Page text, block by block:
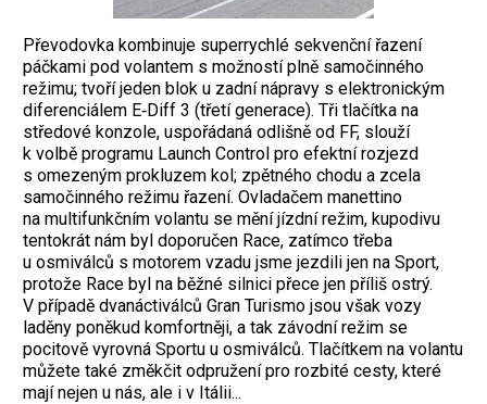
Pře­vodovka kombinuje superrychlé sekvenční řazení
páčkami pod volantem s možností plně samočinného
režimu; tvoří jeden blok u zadní nápravy s elektronickým
diferen­ciálem E‑Diff 3 (třetí generace). Tři tlačítka na
středové konzole, uspořádaná odlišně od FF, slouží
k volbě programu Launch Control pro efektní rozjezd
s omezeným prokluzem kol; zpětného chodu a zcela
samočinného režimu řazení. Ovladačem manettino
na multifunkčním volantu se mění jízdní režim, kupodivu
tentokrát nám byl doporučen Race, zatímco třeba
u osmiválců s motorem vzadu jsme jezdili jen na Sport,
protože Race byl na běžné silnici přece jen příliš ­ostrý.
V případě dvanáctiválců Gran Turismo jsou však vozy
laděny poněkud komfortněji, a tak závodní režim se
pocitově vyrovná Sportu u osmiválců. Tlačítkem na volantu
můžete také změkčit odpružení pro rozbité cesty, které
mají nejen u nás, ale i v Itálii...